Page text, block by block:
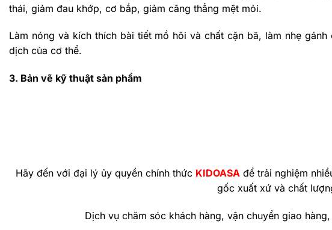
thái, giảm đau khớp, cơ bắp, giảm căng thẳng mệt mỏi.
Làm nóng và kích thích bài tiết mồ hôi và chất cặn bã, làm nhẹ
dịch của cơ thể.
3. Bản vẽ kỹ thuật sản phẩm
Hãy đến với đại lý ủy quyền chính thức KIDOASA để trải nghiệm
gốc xuất xứ và chất
Dịch vụ chăm sóc khách hàng, vận chuyển giao